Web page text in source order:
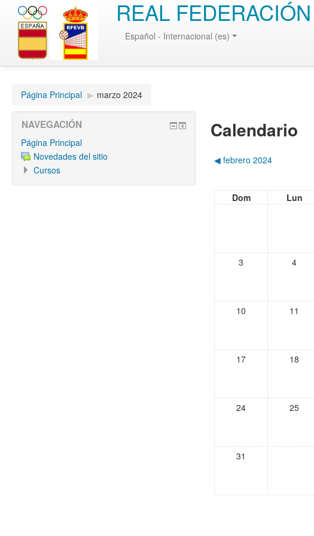
REAL
Español - Internacional (es)
Página Principal ▶︎ marzo 2024
Calendario
◀︎ febrero 2024
Dom Lun
3 4
10 11
17 18
24 25
31
NAVEGACIÓN
Página Principal
Novedades del sitio
Cursos